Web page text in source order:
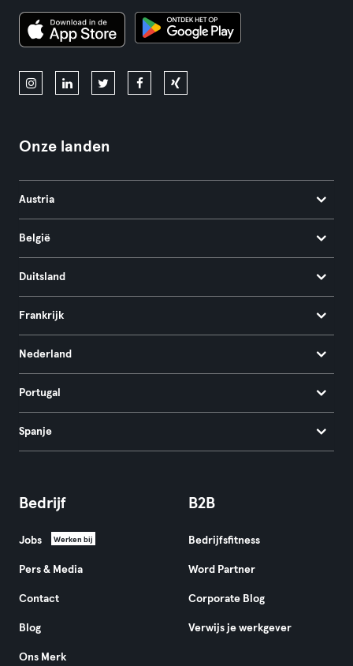
Onze landen
Austria
België
Duitsland
Frankrijk
Nederland
Portugal
Spanje
Bedrijf
Jobs Werken bij
Pers & Media
Contact
Blog
Ons Merk
B2B
Bedrijfsfitness
Word Partner
Corporate Blog
Verwijs je werkgever